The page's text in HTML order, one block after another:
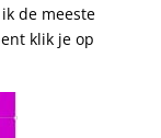
de meeste
klik je op